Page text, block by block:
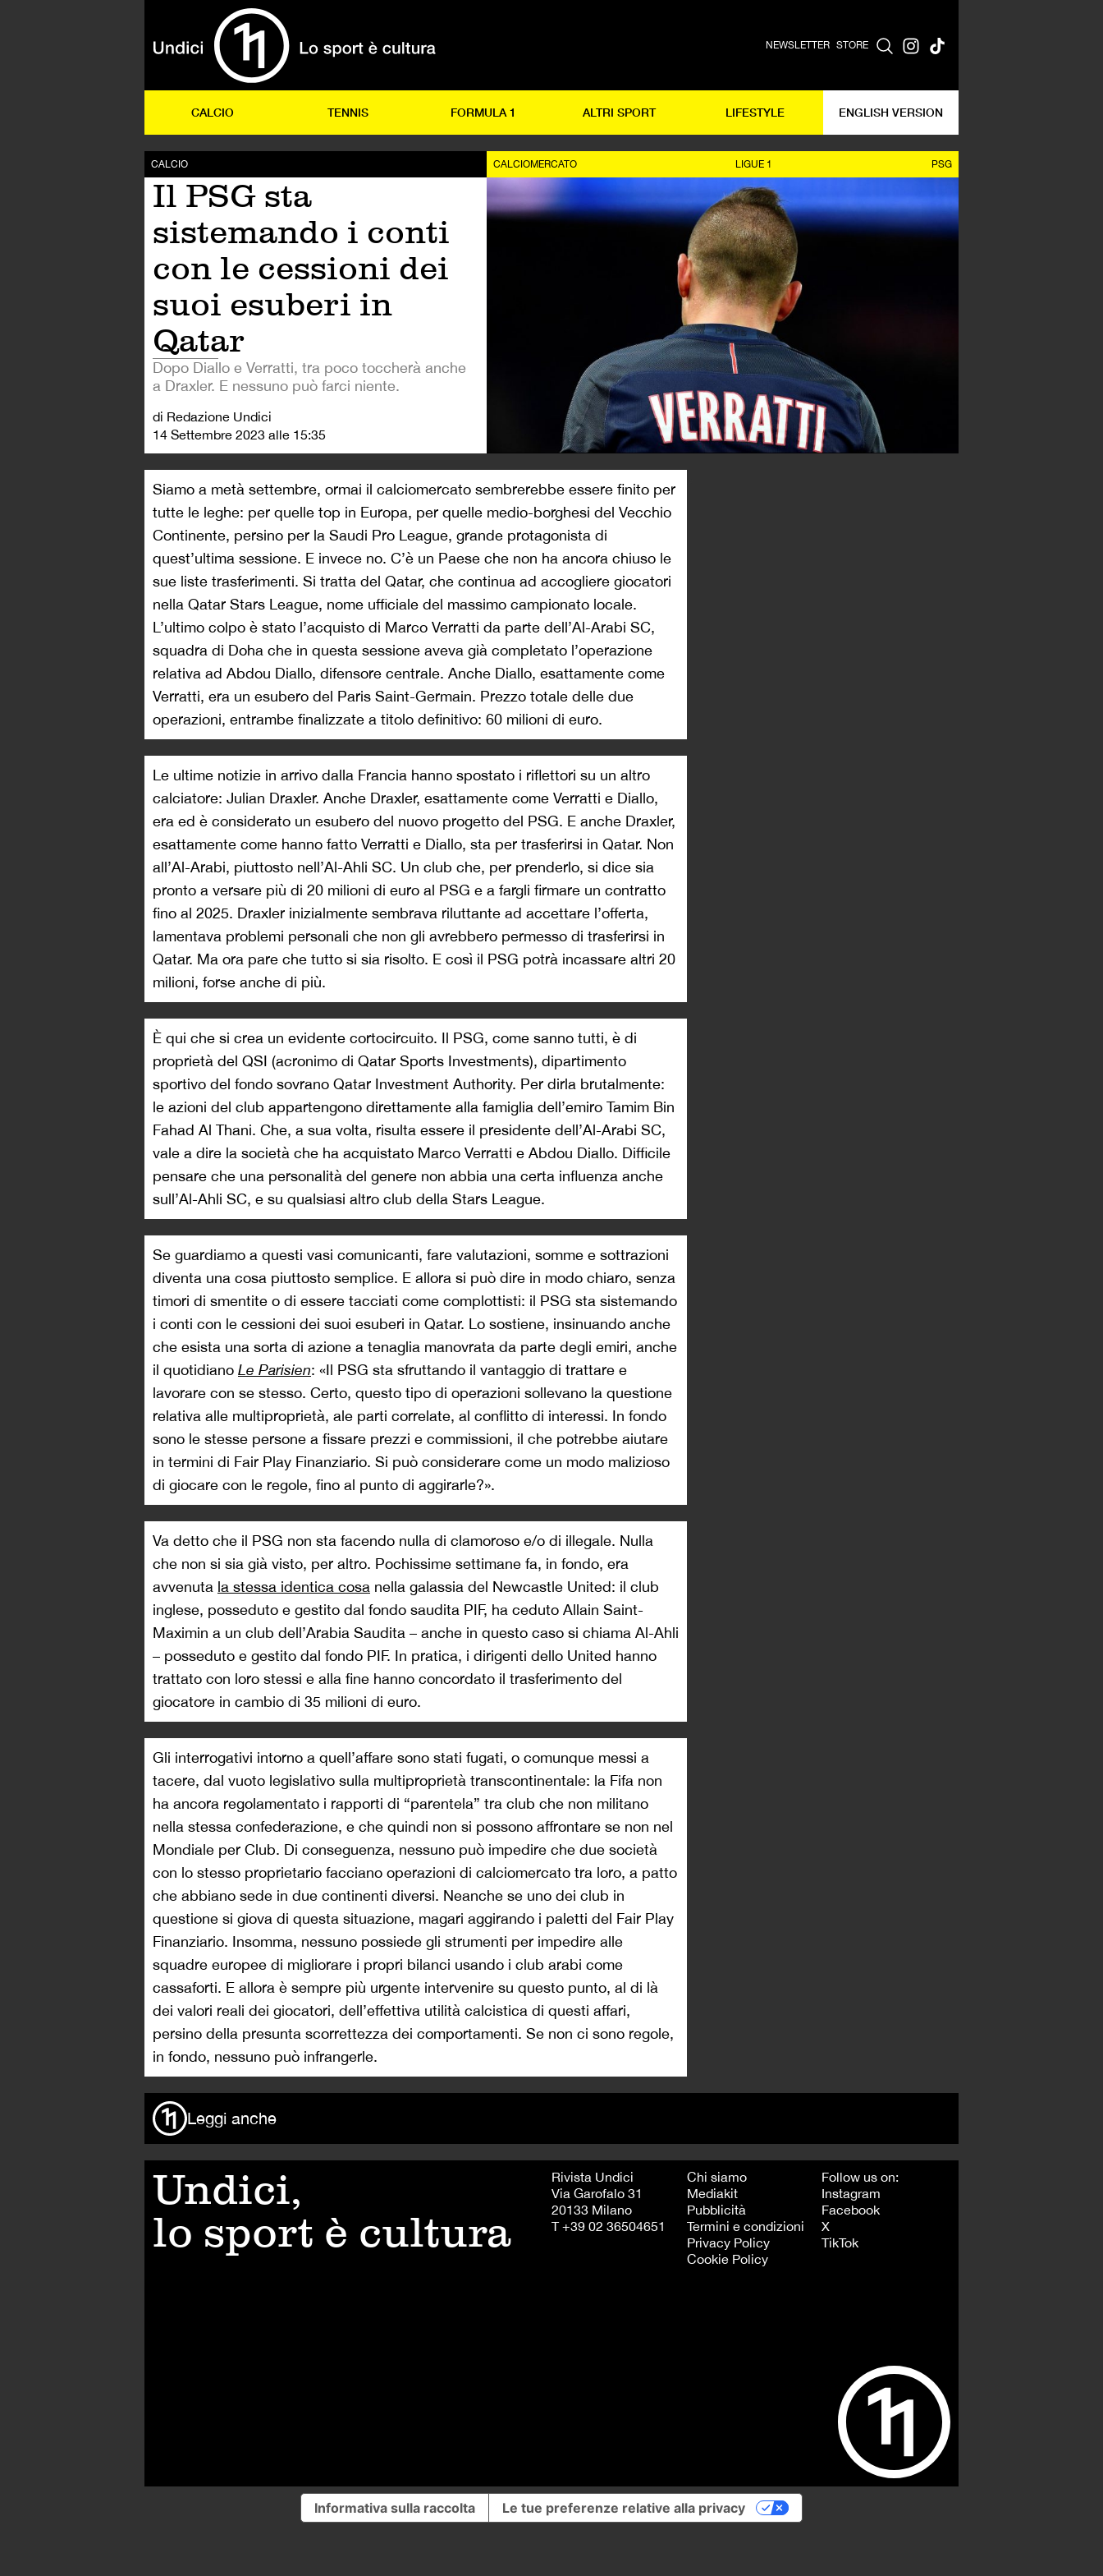
NEWSLETTER STORE
CALCIO TENNIS FORMULA 1 ALTRI SPORT LIFESTYLE ENGLISH VERSION
CALCIO
Il PSG sta
sistemando i conti
con le cessioni dei
suoi esuberi in
Qatar
Dopo Diallo e Verratti, tra poco toccherà anche
a Draxler. E nessuno può farci niente.
di Redazione Undici
14 Settembre 2023 alle 15:35
CALCIOMERCATO LIGUE 1 PSG
Siamo a metà settembre, ormai il calciomercato sembrerebbe essere finito per
tutte le leghe: per quelle top in Europa, per quelle medio-borghesi del Vecchio
Continente, persino per la Saudi Pro League, grande protagonista di
quest’ultima sessione. E invece no. C’è un Paese che non ha ancora chiuso le
sue liste trasferimenti. Si tratta del Qatar, che continua ad accogliere giocatori
nella Qatar Stars League, nome ufficiale del massimo campionato locale.
L’ultimo colpo è stato l’acquisto di Marco Verratti da parte dell’Al-Arabi SC,
squadra di Doha che in questa sessione aveva già completato l’operazione
relativa ad Abdou Diallo, difensore centrale. Anche Diallo, esattamente come
Verratti, era un esubero del Paris Saint-Germain. Prezzo totale delle due
operazioni, entrambe finalizzate a titolo definitivo: 60 milioni di euro.
Le ultime notizie in arrivo dalla Francia hanno spostato i riflettori su un altro
calciatore: Julian Draxler. Anche Draxler, esattamente come Verratti e Diallo,
era ed è considerato un esubero del nuovo progetto del PSG. E anche Draxler,
esattamente come hanno fatto Verratti e Diallo, sta per trasferirsi in Qatar. Non
all’Al-Arabi, piuttosto nell’Al-Ahli SC. Un club che, per prenderlo, si dice sia
pronto a versare più di 20 milioni di euro al PSG e a fargli firmare un contratto
fino al 2025. Draxler inizialmente sembrava riluttante ad accettare l’offerta,
lamentava problemi personali che non gli avrebbero permesso di trasferirsi in
Qatar. Ma ora pare che tutto si sia risolto. E così il PSG potrà incassare altri 20
milioni, forse anche di più.
È qui che si crea un evidente cortocircuito. Il PSG, come sanno tutti, è di
proprietà del QSI (acronimo di Qatar Sports Investments), dipartimento
sportivo del fondo sovrano Qatar Investment Authority. Per dirla brutalmente:
le azioni del club appartengono direttamente alla famiglia dell’emiro Tamim Bin
Fahad Al Thani. Che, a sua volta, risulta essere il presidente dell’Al-Arabi SC,
vale a dire la società che ha acquistato Marco Verratti e Abdou Diallo. Difficile
pensare che una personalità del genere non abbia una certa influenza anche
sull’Al-Ahli SC, e su qualsiasi altro club della Stars League.
Se guardiamo a questi vasi comunicanti, fare valutazioni, somme e sottrazioni
diventa una cosa piuttosto semplice. E allora si può dire in modo chiaro, senza
timori di smentite o di essere tacciati come complottisti: il PSG sta sistemando
i conti con le cessioni dei suoi esuberi in Qatar. Lo sostiene, insinuando anche
che esista una sorta di azione a tenaglia manovrata da parte degli emiri, anche
il quotidiano Le Parisien: «Il PSG sta sfruttando il vantaggio di trattare e
lavorare con se stesso. Certo, questo tipo di operazioni sollevano la questione
relativa alle multiproprietà, ale parti correlate, al conflitto di interessi. In fondo
sono le stesse persone a fissare prezzi e commissioni, il che potrebbe aiutare
in termini di Fair Play Finanziario. Si può considerare come un modo malizioso
di giocare con le regole, fino al punto di aggirarle?».
Va detto che il PSG non sta facendo nulla di clamoroso e/o di illegale. Nulla
che non si sia già visto, per altro. Pochissime settimane fa, in fondo, era
avvenuta la stessa identica cosa nella galassia del Newcastle United: il club
inglese, posseduto e gestito dal fondo saudita PIF, ha ceduto Allain Saint-
Maximin a un club dell’Arabia Saudita – anche in questo caso si chiama Al-Ahli
– posseduto e gestito dal fondo PIF. In pratica, i dirigenti dello United hanno
trattato con loro stessi e alla fine hanno concordato il trasferimento del
giocatore in cambio di 35 milioni di euro.
Gli interrogativi intorno a quell’affare sono stati fugati, o comunque messi a
tacere, dal vuoto legislativo sulla multiproprietà transcontinentale: la Fifa non
ha ancora regolamentato i rapporti di “parentela” tra club che non militano
nella stessa confederazione, e che quindi non si possono affrontare se non nel
Mondiale per Club. Di conseguenza, nessuno può impedire che due società
con lo stesso proprietario facciano operazioni di calciomercato tra loro, a patto
che abbiano sede in due continenti diversi. Neanche se uno dei club in
questione si giova di questa situazione, magari aggirando i paletti del Fair Play
Finanziario. Insomma, nessuno possiede gli strumenti per impedire alle
squadre europee di migliorare i propri bilanci usando i club arabi come
cassaforti. E allora è sempre più urgente intervenire su questo punto, al di là
dei valori reali dei giocatori, dell’effettiva utilità calcistica di questi affari,
persino della presunta scorrettezza dei comportamenti. Se non ci sono regole,
in fondo, nessuno può infrangerle.
Leggi anche
Undici,
lo sport è cultura
Rivista Undici
Via Garofalo 31
20133 Milano
T +39 02 36504651
Chi siamo
Mediakit
Pubblicità
Termini e condizioni
Privacy Policy
Cookie Policy
Follow us on:
Instagram
Facebook
X
TikTok
Informativa sulla raccolta Le tue preferenze relative alla privacy